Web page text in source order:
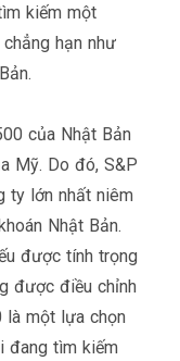
kiếm một
hạn như
của Nhật Bản
Mỹ. Do đó, S&P
ty lớn nhất niêm
Nhật Bản.
được tính trọng
được điều chỉnh
là một lựa chọn
đang tìm kiếm